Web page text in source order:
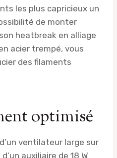
les plus capricieux un
de monter
heatbreak en alliage
acier trempé, vous
des filaments
optimisé
ventilateur large sur
auxiliaire de 18 W